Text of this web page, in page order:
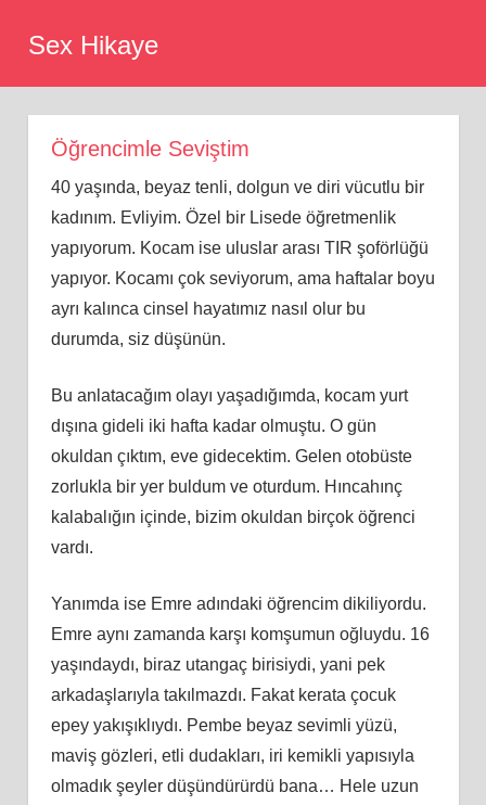
Sex Hikaye
Öğrencimle Seviştim
40 yaşında, beyaz tenli, dolgun ve diri vücutlu bir
kadınım. Evliyim. Özel bir Lisede öğretmenlik
yapıyorum. Kocam ise uluslar arası TIR şoförlüğü
yapıyor. Kocamı çok seviyorum, ama haftalar boyu
ayrı kalınca cinsel hayatımız nasıl olur bu
durumda, siz düşünün.
Bu anlatacağım olayı yaşadığımda, kocam yurt
dışına gideli iki hafta kadar olmuştu. O gün
okuldan çıktım, eve gidecektim. Gelen otobüste
zorlukla bir yer buldum ve oturdum. Hıncahınç
kalabalığın içinde, bizim okuldan birçok öğrenci
vardı.
Yanımda ise Emre adındaki öğrencim dikiliyordu.
Emre aynı zamanda karşı komşumun oğluydu. 16
yaşındaydı, biraz utangaç birisiydi, yani pek
arkadaşlarıyla takılmazdı. Fakat kerata çocuk
epey yakışıklıydı. Pembe beyaz sevimli yüzü,
maviş gözleri, etli dudakları, iri kemikli yapısıyla
olmadık şeyler düşündürürdü bana… Hele uzun